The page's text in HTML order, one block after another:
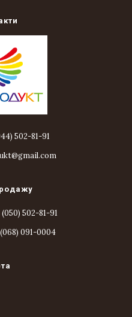
502-81-91
502-81-91
091-0004